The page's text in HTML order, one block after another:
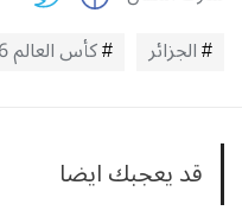
الجزائر
كأس العالم 2026
قد يعجبك ايضا